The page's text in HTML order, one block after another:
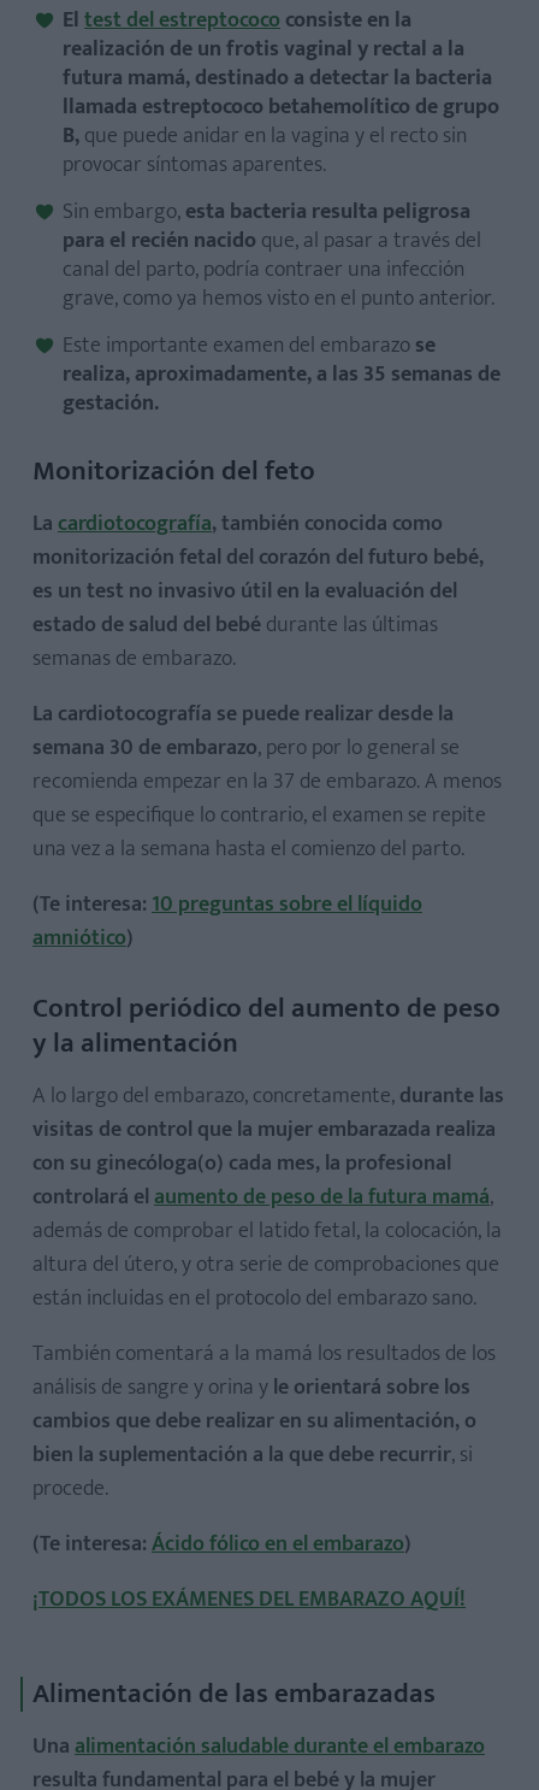
Eltest del estreptocococonsiste en la
realización de un frotis vaginal y rectal a la
futura mamá, destinado a detectar la bacteria
llamada estreptococo betahemolítico de grupo
B,que puede anidar en la vagina y el recto sin
provocar síntomas aparentes.
Sin embargo,esta bacteria resulta peligrosa
para el recién nacido que, al pasar a través del
canal del parto, podría contraer una infección
grave, como ya hemos visto en el punto anterior.
Este importante examen del embarazose
realiza, aproximadamente, a las 35 semanas de
gestación.
Monitorización del feto
Lacardiotocografía, también conocida como
monitorización fetal del corazón del futuro bebé,
es un test no invasivo útil en la evaluación del
estado de salud del bebédurante las últimas
semanas de embarazo.
La cardiotocografía se puede realizar desde la
semana 30 de embarazo, pero por lo general se
recomienda empezar en la 37 de embarazo. A menos
que se especifique lo contrario, el examen se repite
una vez a la semana hasta el comienzo del parto.
(Te interesa:10 preguntas sobre el líquido
amniótico)
Control periódico del aumento de peso
y la alimentación
A lo largo del embarazo, concretamente,durante las
visitas de control que la mujer embarazada realiza
con su ginecóloga(o) cada mes, la profesional
controlará elaumento de peso de la futura mamá,
además de comprobar el latido fetal, la colocación, la
altura del útero, y otra serie de comprobaciones que
están incluidas en el protocolo del embarazo sano.
También comentará a la mamá los resultados de los
análisis de sangre y orina yle orientará sobre los
cambios que debe realizar en su alimentación, o
bien la suplementación a la que debe recurrir, si
procede.
(Te interesa:Ácido fólico en el embarazo)
¡TODOS LOS EXÁMENES DEL EMBARAZO AQUÍ!
Alimentación de las embarazadas
Unaalimentación saludable durante el embarazo
resulta fundamental para el bebé y la mujer